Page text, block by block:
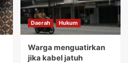
Daerah Hukum
Warga menguatirkan
jika kabel jatuh